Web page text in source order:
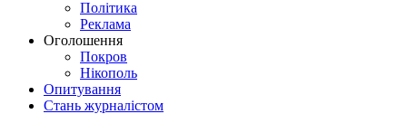
Політика
Реклама
Оголошення
Покров
Нікополь
Опитування
Стань журналістом